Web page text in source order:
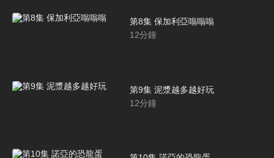
第8集 保加利亞嗡嗡嗡
12分鐘
第9集 泥漿越多越好玩
12分鐘